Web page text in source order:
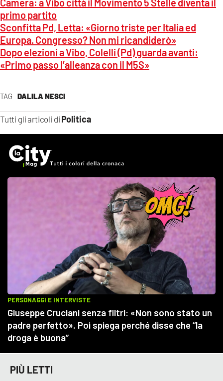
TAG DALILA NESCI
Tutti gli articoli di Politica
primo partito
Sconfitta Pd, Letta: «Giorno triste per Italia ed
Europa. Congresso? Non mi ricandiderò»
Dopo elezioni a Vibo, Colelli (Pd) guarda avanti:
«Primo passo l’alleanza con il M5S»
PIÙ LETTI